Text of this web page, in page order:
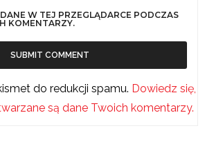
W TEJ PRZEGLĄDARCE PODCZAS
KOMENTARZY.
do redukcji spamu. Dowiedz się,
są dane Twoich komentarzy.